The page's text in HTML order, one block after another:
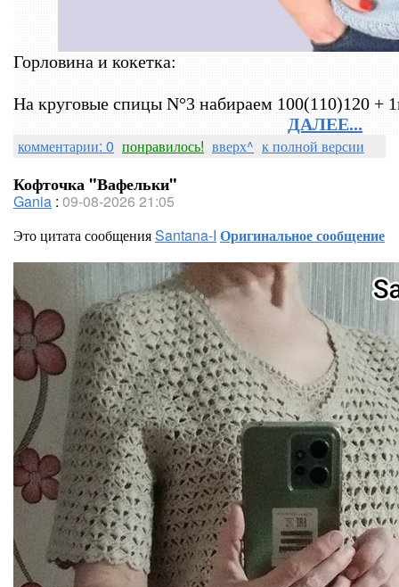
Горловина и кокетка:
На круговые спицы N°3 набираем 100(110)120 +
ДАЛЕЕ...
комментарии: 0 понравилось! вверх^ к полной версии
Кофточка "Вафельки"
Gania : 09-08-2026 21:05
Это цитата сообщенияSantana-I Оригинальное сообщение